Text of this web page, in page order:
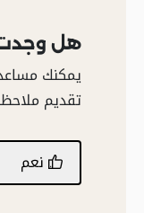
هل وجدت
يمكنك
تقديم
نعم